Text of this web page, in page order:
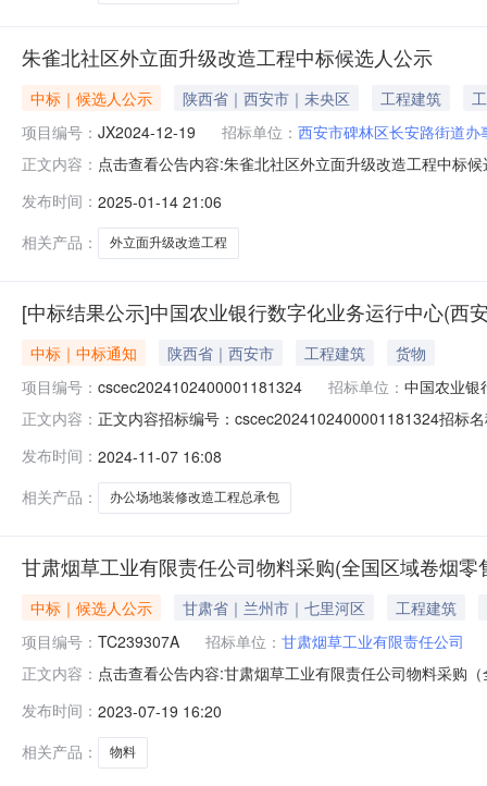
朱雀北社区外立面升级改造工程中标候选人公示
中标｜候选人公示 陕西省｜西安市｜未央区 工程建筑
项目编号： JX2024-12-19 招标单位： 西安市碑林区长安路街道办
正文内容： 点击查看公告内容:朱雀北社区外立面升级改造工程中标
达到国家现行行业施工验收规范“合格”标准，工期/交货
发布时间： 2025-01-14 21:06
相关产品：
外立面升级改造工程
[中标结果公示]中国农业银行数字化业务运行中心(西
中标｜中标通知 陕西省｜西安市 工程建筑
货物
项目编号： cscec2024102400001181324 招标单位： 中国农业银
正文内容： 正文内容招标编号：cscec2024102400001181324招标
西秦华环艺数字科技有限公司
发布时间： 2024-11-07 16:08
相关产品：
办公场地装修改造工程总承包
甘肃烟草工业有限责任公司物料采购(全国区域卷烟
中标｜候选人公示 甘肃省｜兰州市｜七里河区
工程建筑
项目编号： TC239307A 招标单位： 甘肃烟草工业有限责任公司
正文内容： 点击查看公告内容:甘肃烟草工业有限责任公司物料采购
委托，对甘肃烟草工业有限责任公司物料采购（全国区
月20日2、开标日期：2
发布时间： 2023-07-19 16:20
相关产品：
物料